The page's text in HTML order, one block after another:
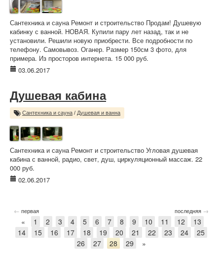
Сантехника и сауна Ремонт и строительство Продам! Душевую
кабинку с ванной. НОВАЯ. Купили пару лет назад, так и не
установили. Решили новую приобрести. Все подробности по
телефону. Самовывоз. Оганер. Размер 150см 3 фото, для
примера. Из просторов интернета. 15 000 руб.
03.06.2017
Душевая кабина
Сантехника и сауна / Душевая и ванна
Сантехника и сауна Ремонт и строительство Угловая душевая
кабина с ванной, радио, свет, душ, циркуляционный массаж. 22
000 руб.
02.06.2017
← первая последняя →
« 1 2 3 4 5 6 7 8 9 10 11 12
13
14
15 16 17 18 19 20 21 22 23 24
25
26
27 28 29 »